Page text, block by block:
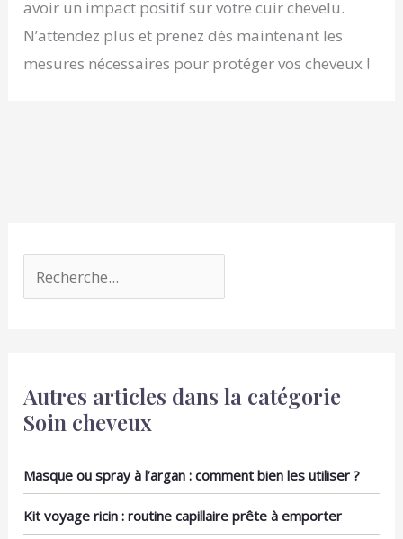
avoir un impact positif sur votre cuir chevelu.
N’attendez plus et prenez dès maintenant les
mesures nécessaires pour protéger vos cheveux !
Autres articles dans la catégorie
Soin cheveux
Masque ou spray à l’argan : comment bien les utiliser ?
Kit voyage ricin : routine capillaire prête à emporter